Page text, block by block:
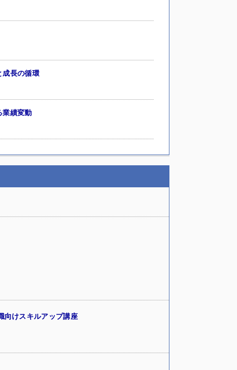
成長の循環
業績変動
向けスキルアップ講座